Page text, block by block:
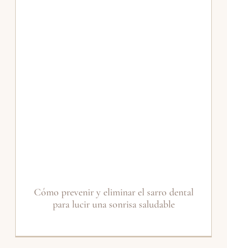
Cómo prevenir y eliminar el sarro dental
para lucir una sonrisa saludable